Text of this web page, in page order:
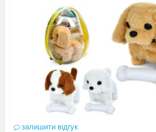
залишити відгук